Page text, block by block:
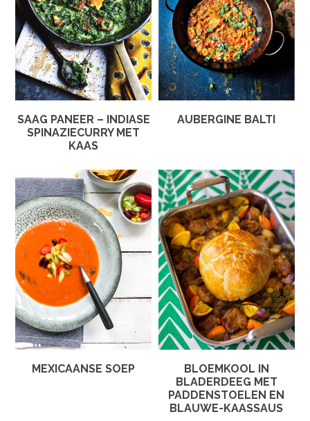
SAAG PANEER – INDIASE
SPINAZIECURRY MET
KAAS
AUBERGINE BALTI
MEXICAANSE SOEP
BLOEMKOOL IN
BLADERDEEG MET
PADDENSTOELEN EN
BLAUWE-KAASSAUS